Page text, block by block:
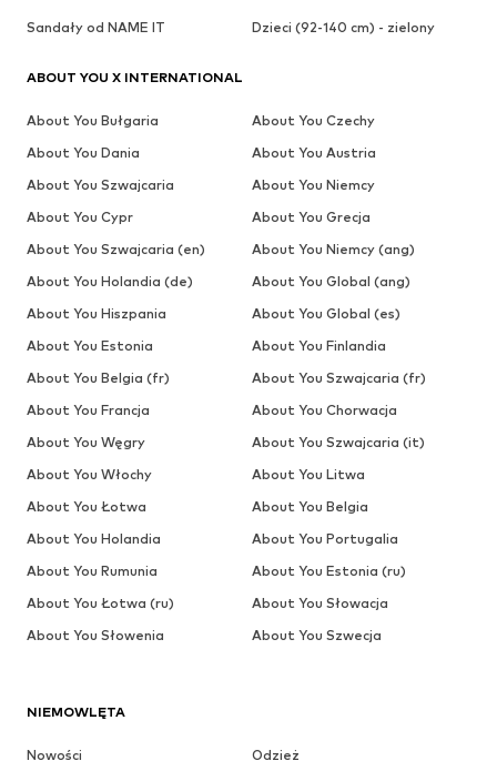
NIEMOWLĘTA
Nowości
Odzież
Sandały od NAME IT Dzieci (92-140 cm) - zielony
ABOUT YOU X INTERNATIONAL
About You Bułgaria
About You Czechy
About You Dania
About You Austria
About You Szwajcaria
About You Niemcy
About You Cypr
About You Grecja
About You Szwajcaria (en)
About You Niemcy (ang)
About You Holandia (de)
About You Global (ang)
About You Hiszpania
About You Global (es)
About You Estonia
About You Finlandia
About You Belgia (fr)
About You Szwajcaria (fr)
About You Francja
About You Chorwacja
About You Węgry
About You Szwajcaria (it)
About You Włochy
About You Litwa
About You Łotwa
About You Belgia
About You Holandia
About You Portugalia
About You Rumunia
About You Estonia (ru)
About You Łotwa (ru)
About You Słowacja
About You Słowenia
About You Szwecja